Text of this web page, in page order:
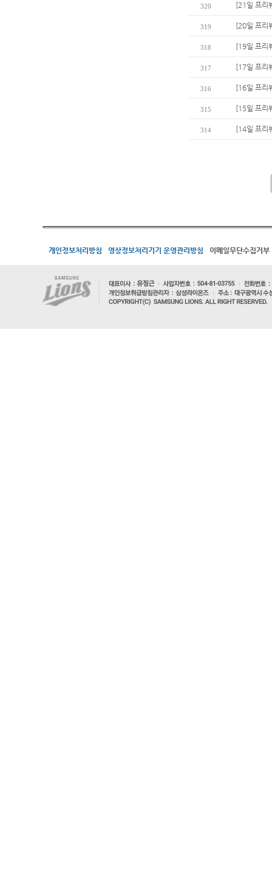
320 [21일 프리
319 [20일 프리
318 [19일 프리
317 [17일 프리
316 [16일 프리
315 [15일 프리
314 [14일 프리
개인정보처리방침 영상정보처리기기 운영관리방침 이메일무단수집거부